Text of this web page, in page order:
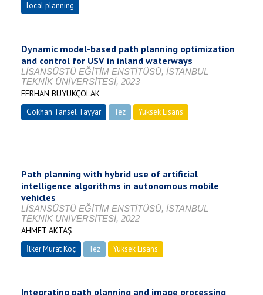
local planning
Dynamic model-based path planning optimization
and control for USV in inland waterways
LİSANSÜSTÜ EĞİTİM ENSTİTÜSÜ, İSTANBUL
TEKNİK ÜNİVERSİTESİ, 2023
FERHAN BÜYÜKÇOLAK
Gökhan Tansel Tayyar Tez
Yüksek Lisans
Path planning with hybrid use of artificial
intelligence algorithms in autonomous mobile
vehicles
LİSANSÜSTÜ EĞİTİM ENSTİTÜSÜ, İSTANBUL
TEKNİK ÜNİVERSİTESİ, 2022
AHMET AKTAŞ
İlker Murat Koç Tez Yüksek Lisans
Integrating path planning and image processing